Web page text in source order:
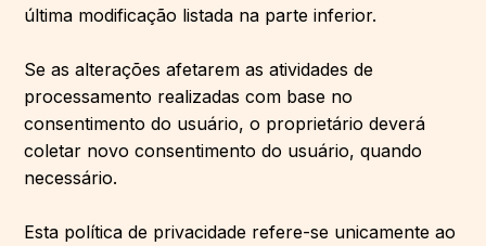
última modificação listada na parte inferior.
Se as alterações afetarem as atividades de
processamento realizadas com base no
consentimento do usuário, o proprietário deverá
coletar novo consentimento do usuário, quando
necessário.
Esta política de privacidade refere-se unicamente ao